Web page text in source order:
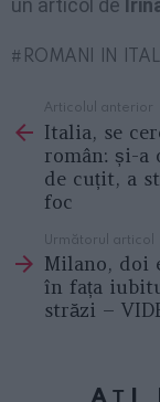
un articol de
ROMANI IN
more
Articolul anterior
Italia, se
român: și-a
de cuțit, a
foc
Următorul articol
Milano, doi
în fața
străzi –